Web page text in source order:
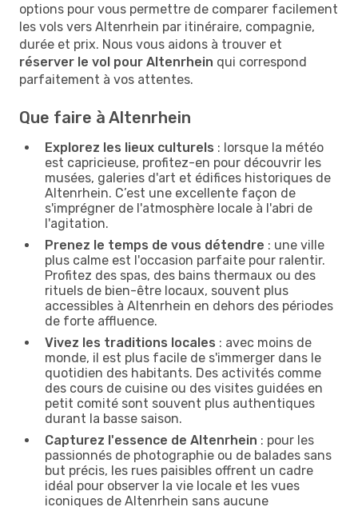
options pour vous permettre de comparer facilement
les vols vers Altenrhein par itinéraire, compagnie,
durée et prix. Nous vous aidons à trouver et
réserver le vol pour Altenrhein qui correspond
parfaitement à vos attentes.
Que faire à Altenrhein
Explorez les lieux culturels : lorsque la météo
est capricieuse, profitez-en pour découvrir les
musées, galeries d'art et édifices historiques de
Altenrhein. C’est une excellente façon de
s'imprégner de l'atmosphère locale à l'abri de
l'agitation.
Prenez le temps de vous détendre : une ville
plus calme est l'occasion parfaite pour ralentir.
Profitez des spas, des bains thermaux ou des
rituels de bien-être locaux, souvent plus
accessibles à Altenrhein en dehors des périodes
de forte affluence.
Vivez les traditions locales : avec moins de
monde, il est plus facile de s'immerger dans le
quotidien des habitants. Des activités comme
des cours de cuisine ou des visites guidées en
petit comité sont souvent plus authentiques
durant la basse saison.
Capturez l'essence de Altenrhein : pour les
passionnés de photographie ou de balades sans
but précis, les rues paisibles offrent un cadre
idéal pour observer la vie locale et les vues
iconiques de Altenrhein sans aucune